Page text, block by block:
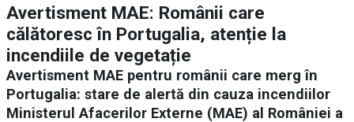
Avertisment MAE: Românii care
călătoresc în Portugalia, atenție la
incendiile de vegetație
Avertisment MAE pentru românii care merg în
Portugalia: stare de alertă din cauza incendiilor
Ministerul Afacerilor Externe (MAE) al României a